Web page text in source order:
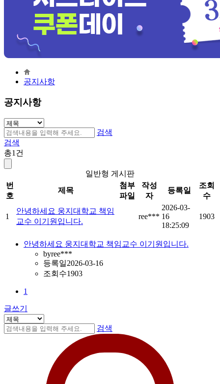
공지사항
공지사항
검색
검색
총1 건
일반형 게시판
번
호
제목
첨부
파일
작성
자
등록일
조회
수
1
안녕하세요 웅지대학교 책임
교수 이기원입니다.
ree***
2026-03-
16
18:25:09
1903
안녕하세요 웅지대학교 책임교수 이기원입니다.
byree***
등록일2026-03-16
조회수1903
1
글쓰기
검색